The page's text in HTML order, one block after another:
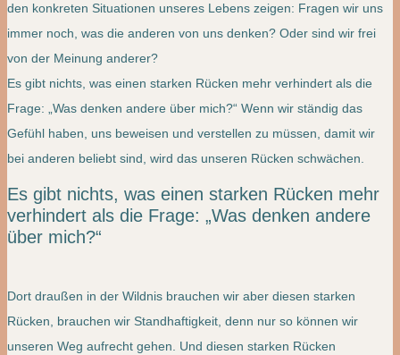
den konkreten Situationen unseres Lebens zeigen: Fragen wir uns
immer noch, was die anderen von uns denken? Oder sind wir frei
von der Meinung anderer?
Es gibt nichts, was einen starken Rücken mehr verhindert als die
Frage: „Was denken andere über mich?“ Wenn wir ständig das
Gefühl haben, uns beweisen und verstellen zu müssen, damit wir
bei anderen beliebt sind, wird das unseren Rücken schwächen.
Es gibt nichts, was einen starken Rücken mehr
verhindert als die Frage: „Was denken andere
über mich?“
Dort draußen in der Wildnis brauchen wir aber diesen starken
Rücken, brauchen wir Standhaftigkeit, denn nur so können wir
unseren Weg aufrecht gehen. Und diesen starken Rücken